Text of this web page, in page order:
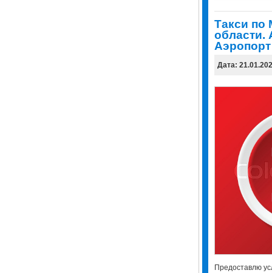
Tакси по
области.
Аэропорт
Дата:
Предоставлю